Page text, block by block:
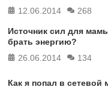
12.06.2014
268
Источник сил для
брать энергию?
26.06.2014
134
Как я попал в сетевой